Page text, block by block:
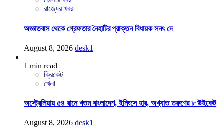
রাজ্যের খবর
অজ্ঞাতবাস থেকে গ্রেফতার নৈহাটির প্রাক্তন বিধায়ক সনৎ দে
August 8, 2026 desk1
1 min read
ক্রিকেট
খেলা
অস্ট্রেলিয়ায় ৫৪ রানে খতম বাংলাদেশ, ইনিংসে হার, অখ্যাত তরুণের ৮ উইকেট
August 8, 2026 desk1